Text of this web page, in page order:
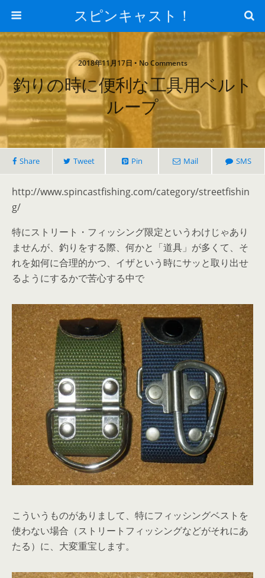
スピンキャスト！
2018年11月17日 • No Comments
釣りの時に便利な工具用ベルト
ループ
Share Tweet Pin Mail SMS
http://www.spincastfishing.com/category/streetfishin
g/
特にストリート・フィッシング限定というわけじゃあり
ませんが、釣りをする際、何かと「道具」が多くて、そ
れを如何に合理的かつ、イザという時にサッと取り出せ
るようにするかで苦心する中で
こういうものがありまして、特にフィッシングベストを
使わない場合（ストリートフィッシングなどがそれにあ
たる）に、大変重宝します。